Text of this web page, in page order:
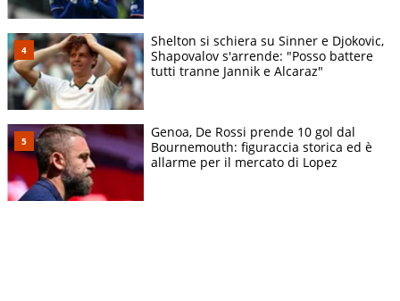
Shelton si schiera su Sinner e Djokovic,
Shapovalov s'arrende: "Posso battere
tutti tranne Jannik e Alcaraz"
Genoa, De Rossi prende 10 gol dal
Bournemouth: figuraccia storica ed è
allarme per il mercato di Lopez